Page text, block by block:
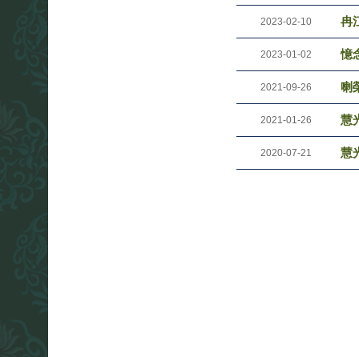
2023-02-10 冉
2023-01-02 憶
2021-09-26 喇
2021-01-26 慧
2020-07-21 慧